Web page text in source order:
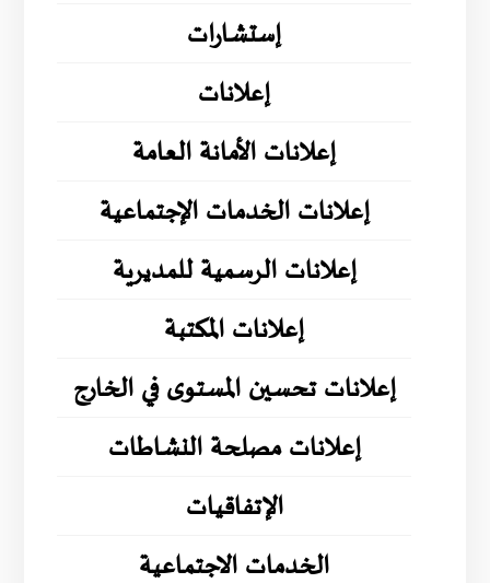
إستشارات
إعلانات
إعلانات الأمانة العامة
إعلانات الخدمات الإجتماعية
إعلانات الرسمية للمديرية
إعلانات المكتبة
إعلانات تحسين المستوى في الخارج
إعلانات مصلحة النشاطات
الإتفاقيات
الخدمات الاجتماعية